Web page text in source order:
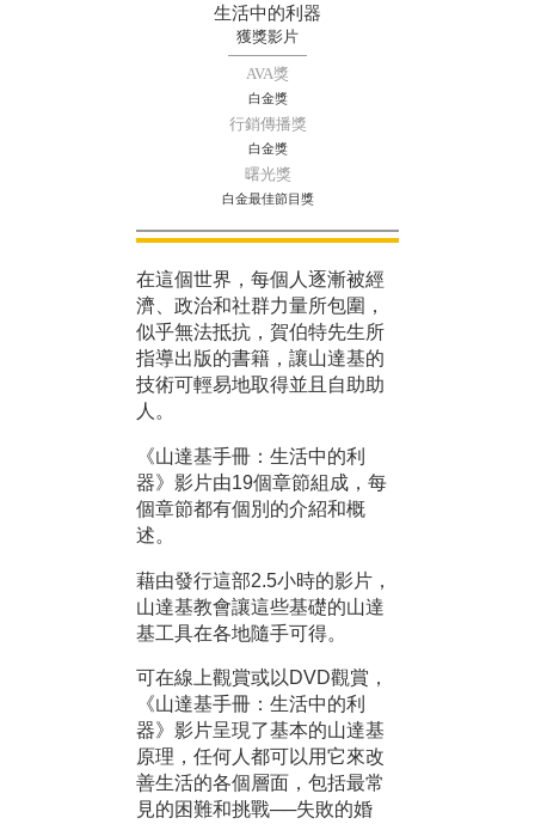
生活中的利器
獲獎影片
AVA獎
白金獎
行銷傳播獎
白金獎
曙光獎
白金最佳節目獎
在這個世界，每個人逐漸被經
濟、政治和社群力量所包圍，
似乎無法抵抗，賀伯特先生所
指導出版的書籍，讓山達基的
技術可輕易地取得並且自助助
人。
《山達基手冊：生活中的利
器》影片由19個章節組成，每
個章節都有個別的介紹和概
述。
藉由發行這部2.5小時的影片，
山達基教會讓這些基礎的山達
基工具在各地隨手可得。
可在線上觀賞或以DVD觀賞，
《山達基手冊：生活中的利
器》影片呈現了基本的山達基
原理，任何人都可以用它來改
善生活的各個層面，包括最常
見的困難和挑戰──失敗的婚